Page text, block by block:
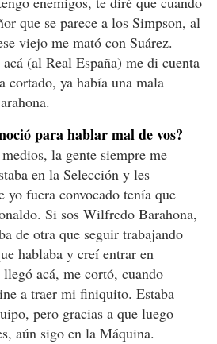
que se parece a los Simpson, al
viejo me mató con Suárez.
(al Real España) me di cuenta
cortado, ya había una mala
para hablar mal de vos?
la gente siempre me
en la Selección y les
yo fuera convocado tenía que
Si sos Wilfredo Barahona,
de otra que seguir trabajando
hablaba y creí entrar en
acá, me cortó, cuando
a traer mi finiquito. Estaba
pero gracias a que luego
aún sigo en la Máquina.